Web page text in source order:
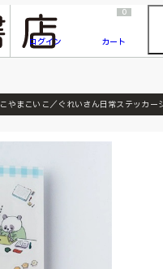
『ONE PIECE magazine 021 ONE PIECEカード付き同梱版』発売延期のご案内
ログイン
0
カート
こやまこいこ／ぐれいさん日常ステッカー